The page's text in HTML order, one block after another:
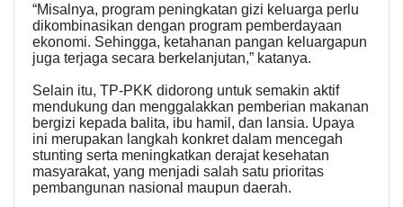
“Misalnya, program peningkatan gizi keluarga perlu
dikombinasikan dengan program pemberdayaan
ekonomi. Sehingga, ketahanan pangan keluargapun
juga terjaga secara berkelanjutan,” katanya.
Selain itu, TP-PKK didorong untuk semakin aktif
mendukung dan menggalakkan pemberian makanan
bergizi kepada balita, ibu hamil, dan lansia. Upaya
ini merupakan langkah konkret dalam mencegah
stunting serta meningkatkan derajat kesehatan
masyarakat, yang menjadi salah satu prioritas
pembangunan nasional maupun daerah.